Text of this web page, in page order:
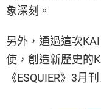
象深刻。
另外，通過這次
使，創造新歷史的
《ESQUIER》3月